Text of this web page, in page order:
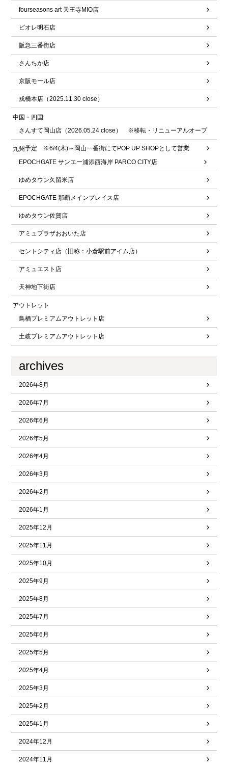
fourseasons art 天王寺MIO店
ピオレ明石店
阪急三番街店
さんちか店
京阪モール店
戎橋本店（2025.11.30 close）
中国・四国
さんすて岡山店（2026.05.24 close） ※移転・リニューアルオープ
ン予定 ※6/4(木)～岡山一番街にてPOP UP SHOPとして営業
九州
EPOCHGATE サンエー浦添西海岸 PARCO CITY店
ゆめタウン久留米店
EPOCHGATE 那覇メインプレイス店
ゆめタウン佐賀店
アミュプラザおおいた店
セントシティ店（旧称：小倉駅前アイム店）
アミュエスト店
天神地下街店
アウトレット
鳥栖プレミアムアウトレット店
土岐プレミアムアウトレット店
archives
2026年8月
2026年7月
2026年6月
2026年5月
2026年4月
2026年3月
2026年2月
2026年1月
2025年12月
2025年11月
2025年10月
2025年9月
2025年8月
2025年7月
2025年6月
2025年5月
2025年4月
2025年3月
2025年2月
2025年1月
2024年12月
2024年11月